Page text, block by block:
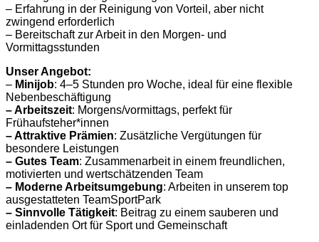
– Erfahrung in der Reinigung von Vorteil, aber nicht
zwingend erforderlich
– Bereitschaft zur Arbeit in den Morgen- und
Vormittagsstunden
Unser Angebot:
– Minijob: 4–5 Stunden pro Woche, ideal für eine flexible
Nebenbeschäftigung
– Arbeitszeit: Morgens/vormittags, perfekt für
Frühaufsteher*innen
– Attraktive Prämien: Zusätzliche Vergütungen für
besondere Leistungen
– Gutes Team: Zusammenarbeit in einem freundlichen,
motivierten und wertschätzenden Team
– Moderne Arbeitsumgebung: Arbeiten in unserem top
ausgestatteten TeamSportPark
– Sinnvolle Tätigkeit: Beitrag zu einem sauberen und
einladenden Ort für Sport und Gemeinschaft